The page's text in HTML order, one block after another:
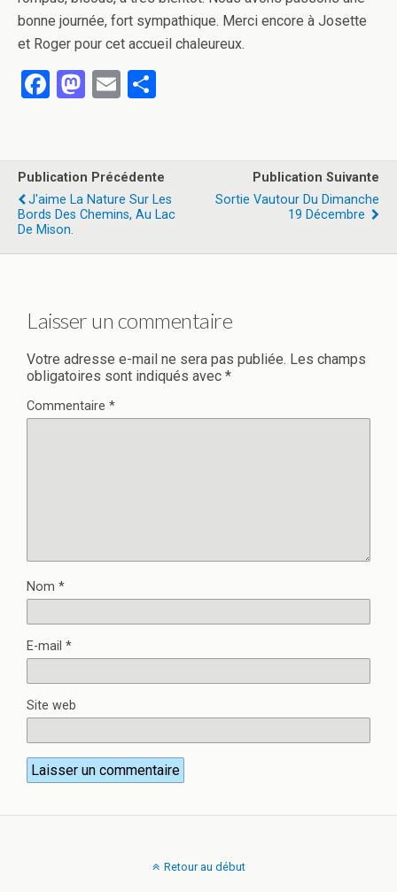
bonne journée, fort sympathique. Merci encore à Josette
et Roger pour cet accueil chaleureux.
F
b
o
o
k
M
o
d
o
n
E
g
er
Publication Précédente
J'aime La Nature Sur Les
Bords Des Chemins, Au Lac
De Mison.
Publication Suivante
Sortie Vautour Du Dimanche
19 Décembre
Laisser un commentaire
Votre adresse e-mail ne sera pas publiée. Les champs
obligatoires sont indiqués avec *
Commentaire *
Nom *
E-mail *
Site web
Retour au début